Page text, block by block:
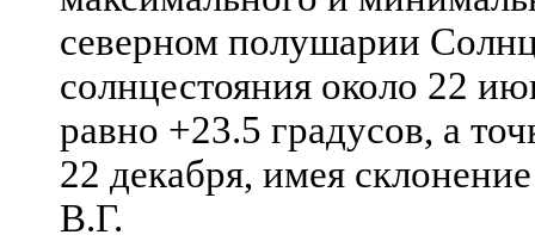
северном полушарии
солнцестояния около 22
равно +23.5 градусов, а
22 декабря, имея
В.Г.